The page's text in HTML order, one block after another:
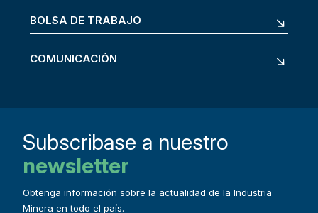
BOLSA DE TRABAJO
COMUNICACIÓN
Subscribase a nuestro
newsletter
Obtenga información sobre la actualidad de la Industria
Minera en todo el país.